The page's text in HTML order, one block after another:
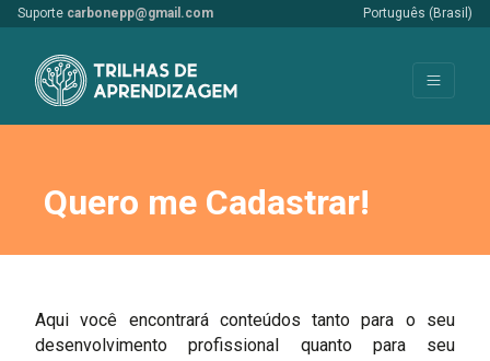
Suporte carbonepp@gmail.com Português (Brasil)
Quero me Cadastrar!
Aqui você encontrará conteúdos tanto para o seu
desenvolvimento profissional quanto para seu